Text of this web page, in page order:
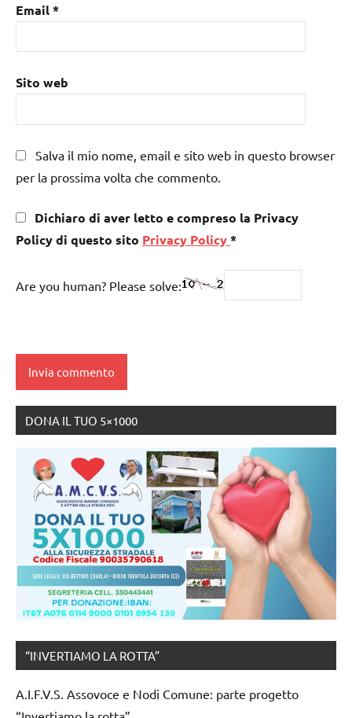
Email*
Sito web
Salva il mio nome, email e sito web in questo browser
per la prossima volta che commento.
Dichiaro di aver letto e compreso la Privacy
Policy di questo sito Privacy Policy*
Are you human? Please solve:
DONA IL TUO 5×1000
“INVERTIAMO LA ROTTA”
A.I.F.V.S. Assovoce e Nodi Comune: parte progetto